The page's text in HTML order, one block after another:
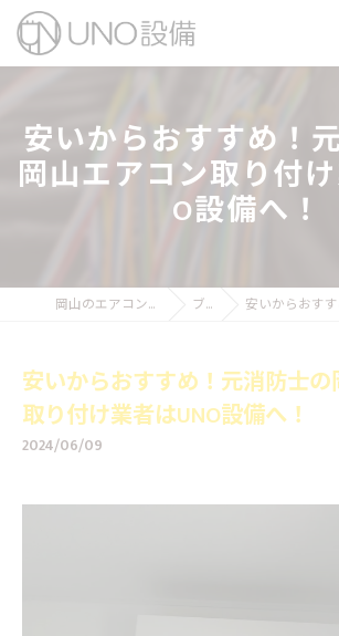
安いからおすすめ！
岡山エアコン取り付
O設備へ！
岡山のエアコン工事ならUNO設備 ブログ 安いからおすすめ！元消防士
安いからおすすめ！元消防士
取り付け業者はUNO設備へ！
2024/06/09